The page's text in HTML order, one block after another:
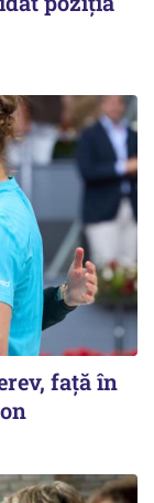
față în